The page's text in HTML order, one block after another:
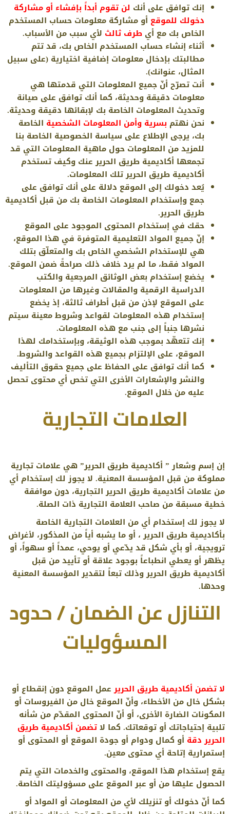
إنك توافق على أنك لن تقوم أبداً بإفشاء أو مشاركة
دخولك للموقع أو مشاركة معلومات حساب المستخدم
الخاص بك مع أي طرف ثالث لأي سبب من الأسباب.
أثناء إنشاء حساب المستخدم الخاص بك، قد تتم
مطالبتك بإدخال معلومات إضافية اختيارية (على سبيل
المثال، عنوانك).
أنت تصرّح أنّ جميع المعلومات التي قدمتها هي
معلومات دقيقة وحديثة، كما أنك توافق على صيانة
وتحديث المعلومات الخاصة بك لإبقائها دقيقة وحديثة.
نحن نهتم بسرية وأمن المعلومات الشخصية الخاصة
بك، يرجى الإطلاع على سياسة الخصوصية الخاصة بنا
للمزيد من المعلومات حول ماهية المعلومات التي قد
تجمعها أكاديمية طريق الحرير عنك وكيف تستخدم
أكاديمية طريق الحرير تلك المعلومات.
يُعد دخولك إلى الموقع دلالة على أنك توافق على
جمع وإستخدام المعلومات الخاصة بك من قبل أكاديمية
طريق الحرير.
حقك في إستخدام المحتوى الموجود على الموقع
إنّ جميع المواد التعليمية المتوفرة في هذا الموقع،
هي للإستخدام الشخصي الخاص بك والمتعلّق بتلك
المواد فقط، ما لم يرد خلاف ذلك صراحةً ضمن الموقع.
يخضع إستخدام بعض الوثائق المرجعية والكتب
الدراسية الرقمية والمقالات وغيرها من المعلومات
على الموقع لإذن من قبل أطراف ثالثة، إذ يخضع
إستخدام هذه المعلومات لقواعد وشروط معينة سيتم
نشرها جنباً إلى جنب مع هذه المعلومات.
إنك تتعهّد بموجب هذه الوثيقة، وبإستخدامك لهذا
الموقع، على الإلتزام بجميع هذه القواعد والشروط.
كما أنك توافق على الحفاظ على جميع حقوق التأليف
والنشر والإشعارات الأخرى التي تخص أي محتوى تحصل
عليه من خلال الموقع.
العلامات التجارية
إن إسم وشعار ” أكاديمية طريق الحرير” هي علامات تجارية
مملوكة من قبل المؤسسة المعنية. لا يجوز لك إستخدام أي
من علامات أكاديمية طريق الحرير التجارية، دون موافقة
خطية مسبقة من صاحب العلامة التجارية ذات الصلة.
لا يجوز لك إستخدام أي من العلامات التجارية الخاصة
بأكاديمية طريق الحرير ، أو ما يشبه أياً من المذكور، لأغراض
ترويجية، أو بأي شكل قد يدّعي أو يوحي، عمداً أو سهواً، أو
يظهر أو يعطي انطباعاً بوجود علاقة أو تأييد من قبل
أكاديمية طريق الحرير وذلك تبعاً لتقدير المؤسسة المعنية
وحدها.
التنازل عن الضمان / حدود
المسؤوليات
لا تضمن أكاديمية طريق الحريرعمل الموقع دون إنقطاع أو
بشكل خال من الأخطاء، وأنّ الموقع خال من الفيروسات أو
المكونات الضارة الأخرى، أو أنّ المحتوى المقدّم من شأنه
تلبية إحتياجاتك أو توقعاتك. كما لاتضمن أكاديمية طريق
الحرير دقة أو كمال ودوام أو جودة الموقع أو المحتوى أو
إستمرارية إتاحة أي محتوى معين.
يقع إستخدام هذا الموقع، والمحتوى والخدمات التي يتم
الحصول عليها من أو عبر الموقع على مسؤوليتك الخاصة.
كما أنّ دخولك أو تنزيلك لأي من المعلومات أو المواد أو